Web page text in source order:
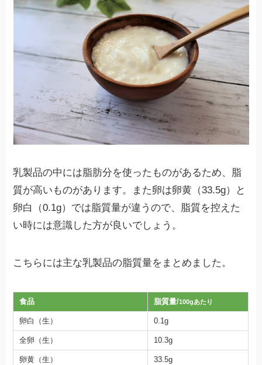
乳製品の中には脂肪分を使ったものがあるため、脂
質が高いものがあります。また卵は卵黄（33.5g）と
卵白（0.1g）では脂質量が違うので、脂質を控えた
い時には意識した方が良いでしょう。
こちらには主な乳製品の脂質量をまとめました。
食品 脂質量/100gあたり
卵白（生） 0.1g
全卵（生） 10.3g
卵黄（生） 33.5g